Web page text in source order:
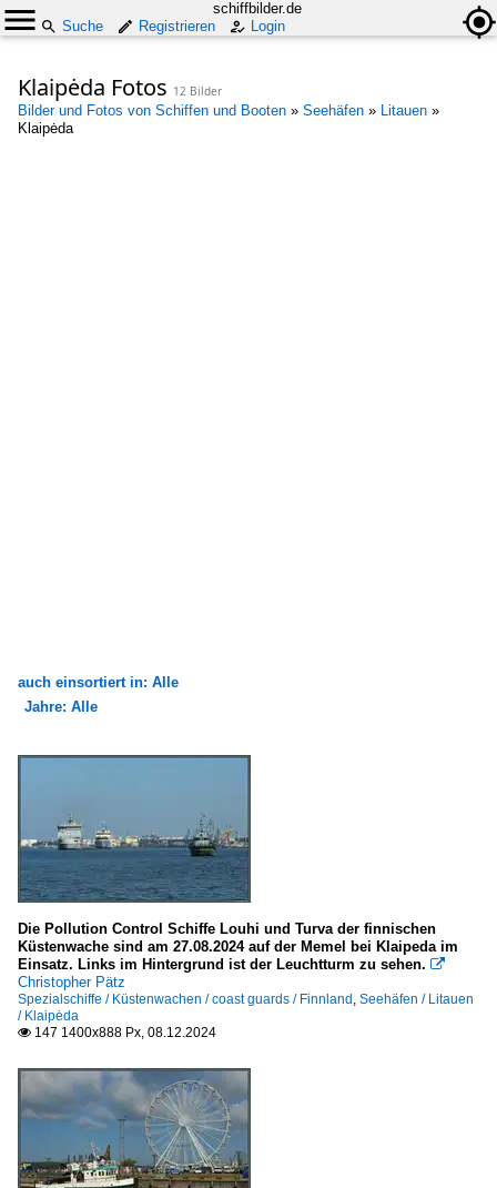
schiffbilder.de
Suche
Registrieren Login
Klaipėda Fotos 12 Bilder
Bilder und Fotos von Schiffen und Booten » Seehäfen » Litauen »
Klaipėda
auch einsortiert in: Alle
Minenabwehrfahrzeuge
Deutschland
Seeschiffe
Fahrgastschiffe
Passagier- und RoRo-Frachtschiffe (Fahrzeugfähren)
T
Jahre: Alle
2020
2024
Die Pollution Control Schiffe Louhi und Turva der finnischen
Küstenwache sind am 27.08.2024 auf der Memel bei Klaipeda im
Einsatz. Links im Hintergrund ist der Leuchtturm zu sehen. 
Christopher Pätz
Spezialschiffe / Küstenwachen / coast guards / Finnland , Seehäfen / Litauen
/ Klaipėda
 147 1400x888 Px, 08.12.2024